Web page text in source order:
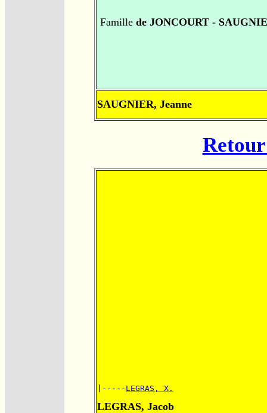
Famillede JONCOURT -
SAUGNIER, Jeanne
|----- LEGRAS, X.
LEGRAS, Jacob